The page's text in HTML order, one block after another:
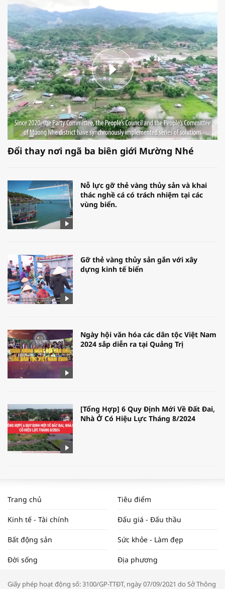
Đổi thay nơi ngã ba biên giới Mường Nhé
Nỗ lực gỡ thẻ vàng thủy sản và khai
thác nghề cá có trách nhiệm tại các
vùng biển.
Gỡ thẻ vàng thủy sản gắn với xây
dựng kinh tế biển
Ngày hội văn hóa các dân tộc Việt Nam
2024 sắp diễn ra tại Quảng Trị
[Tổng Hợp] 6 Quy Định Mới Về Đất Đai,
Nhà Ở Có Hiệu Lực Tháng 8/2024
NAM NĂM 2024 VÀ NĂM 2025 | NHỊP
ĐẬP THỊ TRƯỜNG #62
Tọa đàm “Xúc tiến thương mại: Khơi
Trang chủ Tiêu điểm
Kinh tế - Tài chính Đấu giá - Đấu thầu
Bất động sản Sức khỏe - Làm đẹp
Đời sống Địa phương
Giấy phép hoạt động số: 3100/GP-TTĐT, ngày 07/09/2021 do Sở Thông